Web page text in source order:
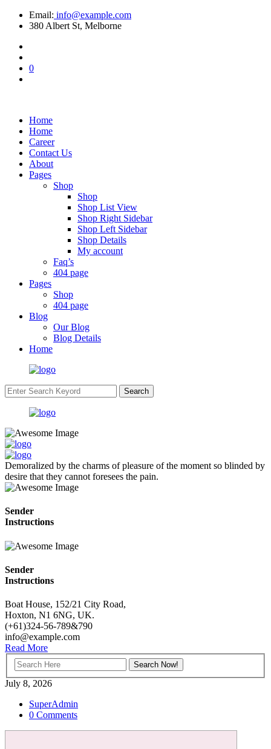
Email: info@example.com
380 Albert St, Melborne
0
Home
Home
Career
Contact Us
About
Pages
Shop
Shop
Shop List View
Shop Right Sidebar
Shop Left Sidebar
Shop Details
My account
Faq’s
404 page
Pages
Shop
404 page
Blog
Our Blog
Blog Details
Home
Search
Demoralized by the charms of pleasure of the moment so blinded by
desire that they cannot foresees the pain.
Sender
Instructions
Sender
Instructions
Boat House, 152/21 City Road,
Hoxton, N1 6NG, UK.
(+61)324-56-789&790
info@example.com
Read More
July 8, 2026
SuperAdmin
0 Comments